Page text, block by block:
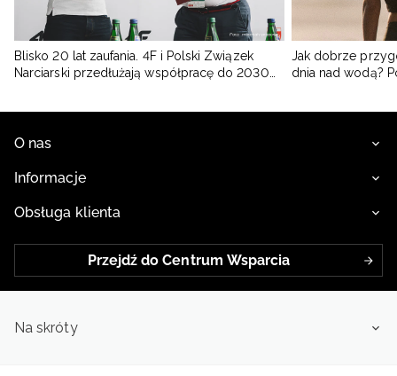
Blisko 20 lat zaufania. 4F i Polski Związek
Narciarski przedłużają współpracę do 2030
Jak dobrze
dnia nad wodą?
O nas
Informacje
Obsługa klienta
Przejdź do Centrum Wsparcia
Na skróty